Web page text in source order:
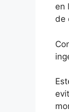
en
de